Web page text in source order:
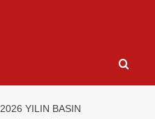
2026 YILIN BASIN